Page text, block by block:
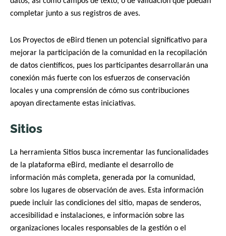
completar junto a sus registros de aves.
Los Proyectos de eBird tienen un potencial significativo para
mejorar la participación de la comunidad en la recopilación
de datos científicos, pues los participantes desarrollarán una
conexión más fuerte con los esfuerzos de conservación
locales y una comprensión de cómo sus contribuciones
apoyan directamente estas iniciativas.
Sitios
La herramienta Sitios busca incrementar las funcionalidades
de la plataforma eBird, mediante el desarrollo de
información más completa, generada por la comunidad,
sobre los lugares de observación de aves. Esta información
puede incluir las condiciones del sitio, mapas de senderos,
accesibilidad e instalaciones, e información sobre las
organizaciones locales responsables de la gestión o el